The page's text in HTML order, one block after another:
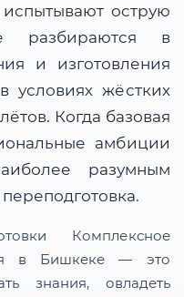
острую
разбираются в
и изготовления
условиях жёстких
Когда базовая
амбиции
разумным
Комплексное
в Бишкеке — это
знания, овладеть